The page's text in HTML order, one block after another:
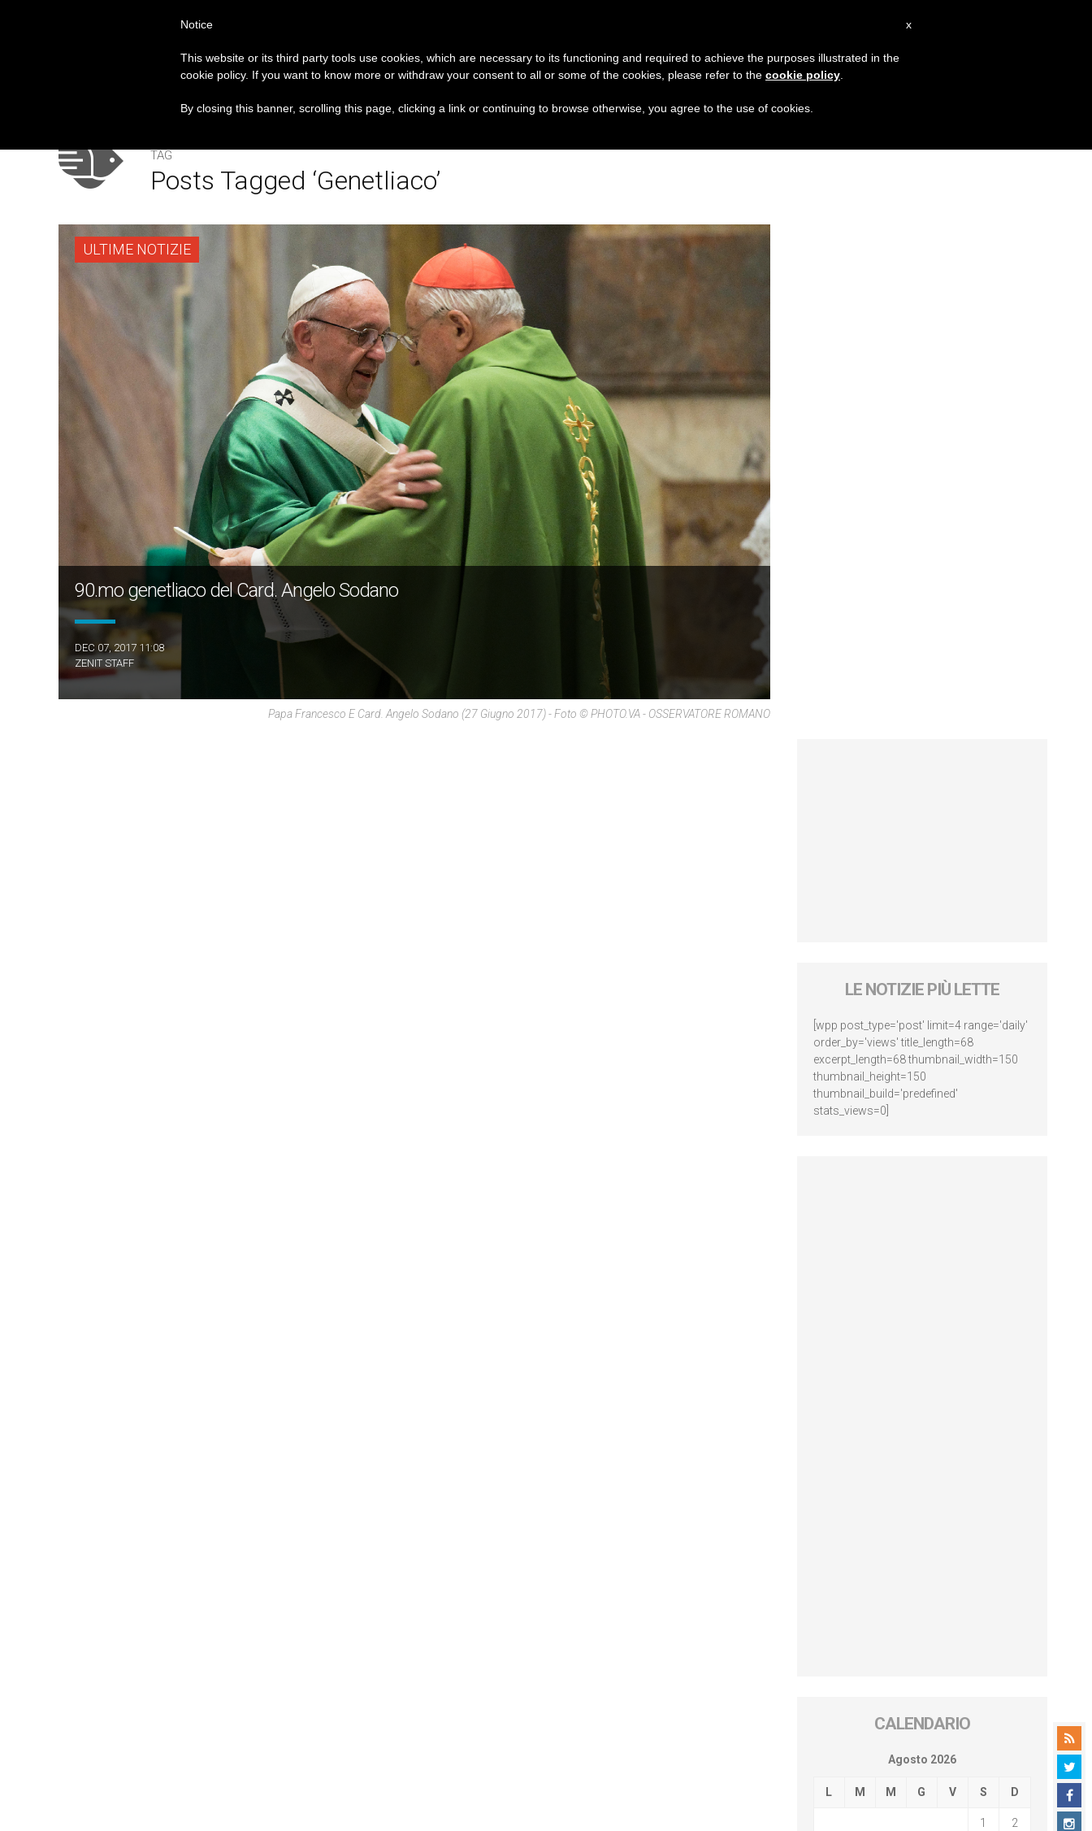
TAG
Posts Tagged ‘genetliaco’
ULTIME NOTIZIE
90.mo genetliaco del Card. Angelo Sodano
DEC 07, 2017 11:08
ZENIT STAFF
Papa Francesco E Card. Angelo Sodano (27 Giugno 2017) - Foto © PHOTO.VA - OSSERVATORE ROMANO
LE NOTIZIE PIÙ LETTE
[wpp post_type='post' limit=4 range='daily'
order_by='views' title_length=68
excerpt_length=68 thumbnail_width=150
thumbnail_height=150
thumbnail_build='predefined'
stats_views=0]
CALENDARIO
Agosto 2026
L M M G V S D
1 2
x
Notice
This website or its third party tools use cookies, which are necessary to its functioning and required to achieve the purposes illustrated in the
cookie policy. If you want to know more or withdraw your consent to all or some of the cookies, please refer to the cookie policy
By closing this banner, scrolling this page, clicking a link or continuing to browse otherwise, you agree to the use of cookies.